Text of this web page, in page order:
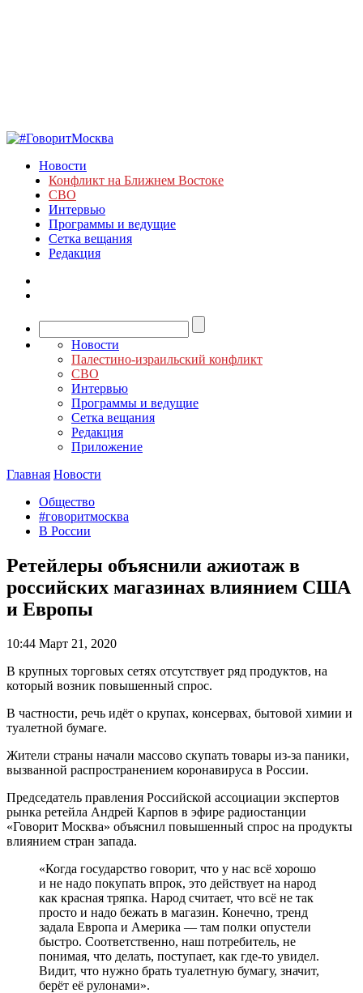
Новости
Конфликт на Ближнем Востоке
СВО
Интервью
Программы и ведущие
Сетка вещания
Редакция
Новости
Палестино-израильский конфликт
СВО
Интервью
Программы и ведущие
Сетка вещания
Редакция
Приложение
Главная Новости
Общество
#говоритмосква
В России
Ретейлеры объяснили ажиотаж в
российских магазинах влиянием США
и Европы
10:44 Март 21, 2020
В крупных торговых сетях отсутствует ряд продуктов, на
который возник повышенный спрос.
В частности, речь идёт о крупах, консервах, бытовой химии и
туалетной бумаге.
Жители страны начали массово скупать товары из-за паники,
вызванной распространением коронавируса в России.
Председатель правления Российской ассоциации экспертов
рынка ретейла Андрей Карпов в эфире радиостанции
«Говорит Москва» объяснил повышенный спрос на продукты
влиянием стран запада.
«Когда государство говорит, что у нас всё хорошо
и не надо покупать впрок, это действует на народ
как красная тряпка. Народ считает, что всё не так
просто и надо бежать в магазин. Конечно, тренд
задала Европа и Америка — там полки опустели
быстро. Соответственно, наш потребитель, не
понимая, что делать, поступает, как где-то увидел.
Видит, что нужно брать туалетную бумагу, значит,
берёт её рулонами».